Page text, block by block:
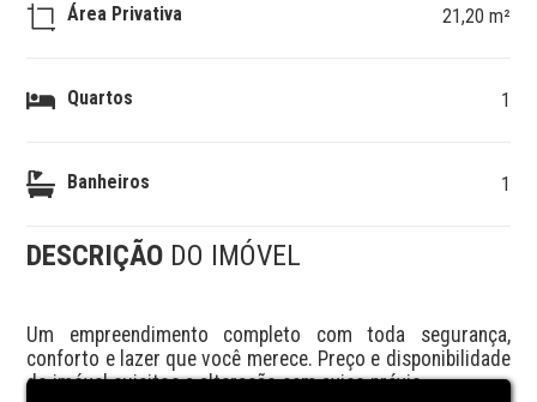
Área Privativa 21,20 m²
Quartos 1
Banheiros 1
DESCRIÇÃO DO IMÓVEL
Um empreendimento completo com toda segurança,
conforto e lazer que você merece. Preço e disponibilidade
do imóvel sujeitos a alteração sem aviso prévio.